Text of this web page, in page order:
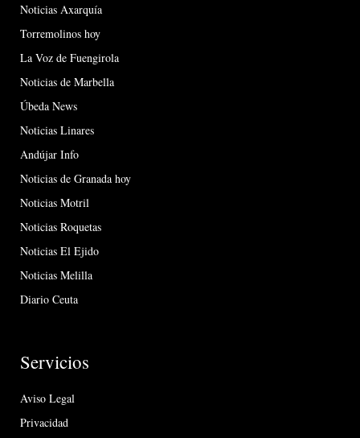
Noticias Axarquía
Torremolinos hoy
La Voz de Fuengirola
Noticias de Marbella
Úbeda News
Noticias Linares
Andújar Info
Noticias de Granada hoy
Noticias Motril
Noticias Roquetas
Noticias El Ejido
Noticias Melilla
Diario Ceuta
Servicios
Aviso Legal
Privacidad